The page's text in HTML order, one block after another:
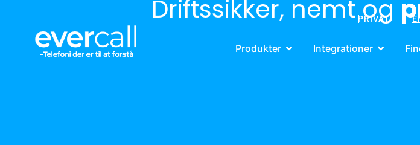
PRIVAT
Produkter Integrationer
Driftssikker, nemt og